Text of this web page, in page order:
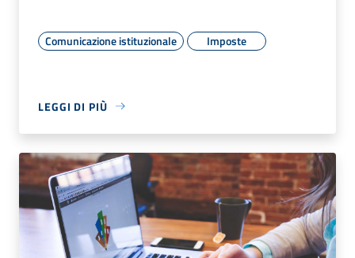
Comunicazione istituzionale Imposte
LEGGI DI PIÙ